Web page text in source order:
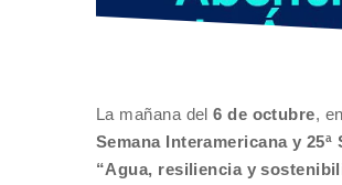
La mañana del6 de octubre,
Semana Interamericana y
“Agua, resiliencia y